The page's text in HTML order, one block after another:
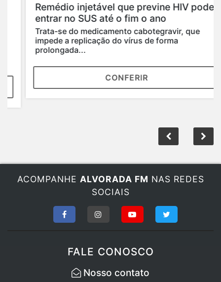
Remédio injetável que previne HIV pode
entrar no SUS até o fim o ano
Trata-se do medicamento cabotegravir, que
impede a replicação do vírus de forma
prolongada...
CONFERIR
SOCIAIS
Fone: (64) 3634-1588 / (64)99954-1358